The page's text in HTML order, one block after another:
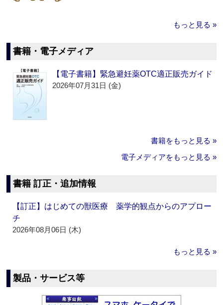
もっと見る »
書籍・電子メディア
【電子書籍】緊急避妊薬OTC適正販売ガイド
2026年07月31日 (金)
書籍をもっと見る »
電子メディアをもっと見る »
書籍 訂正・追加情報
【訂正】はじめての獣医療 薬学的観点からのアプロー
チ
2026年08月06日 (木)
もっと見る »
製品・サービス等